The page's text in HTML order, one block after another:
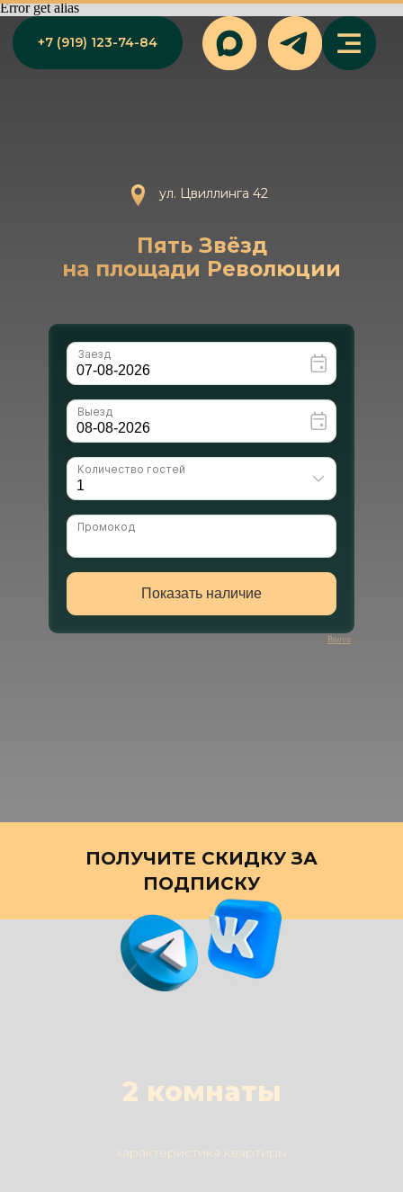
Error get alias
Пять Звёзд
на площади Революции
ул. Цвиллинга 42
Bnovo
ПОЛУЧИТЕ СКИДКУ ЗА
ПОДПИСКУ
2 комнаты
характеристика квартиры